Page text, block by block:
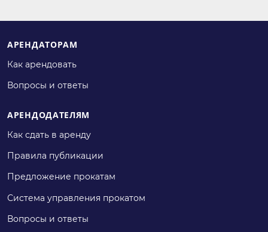
АРЕНДАТОРАМ
Как арендовать
Вопросы и ответы
АРЕНДОДАТЕЛЯМ
Как сдать в аренду
Правила публикации
Предложение прокатам
Система управления прокатом
Вопросы и ответы